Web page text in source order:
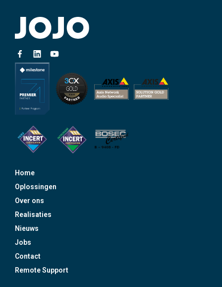
Home
Oplossingen
Over ons
Realisaties
Nieuws
Jobs
Contact
Remote Support